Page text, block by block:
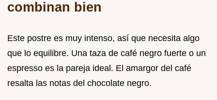
combinan bien
Este postre es muy intenso, así que necesita algo
que lo equilibre. Una taza de café negro fuerte o un
espresso es la pareja ideal. El amargor del café
resalta las notas del chocolate negro.